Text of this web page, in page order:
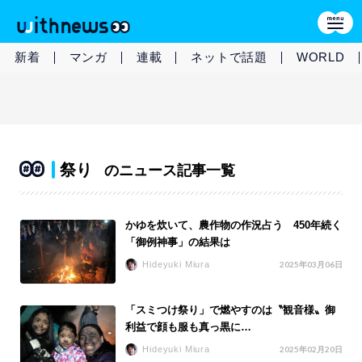
新着 マンガ 連載 ネットで話題 WORLD
祭り のニュース記事一覧
かゆを炊いて、農作物の作況占う 450年続く
「御例神事」の結果は
Hideyuki Miura 2025年03月06日
「スミつけ祭り」で燃やすのは〝観音様〟御
利益で顔も服も真っ黒に…
Hideyuki Miura 2025年02月20日